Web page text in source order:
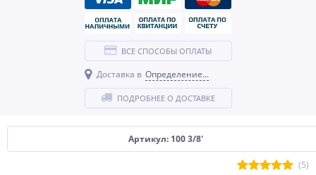
Артикул: 100 3/8'
(5)
ВСЕ СПОСОБЫ ОПЛАТЫ
Доставка в Определение...
ПОДРОБНЕЕ О ДОСТАВКЕ